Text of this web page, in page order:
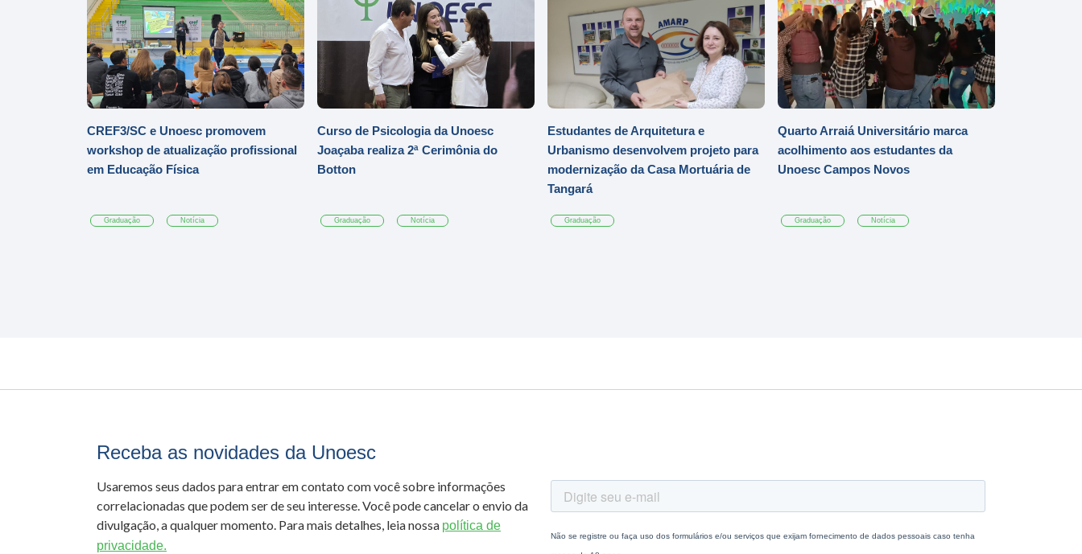
CREF3/SC e Unoesc promovem
workshop de atualização profissional
em Educação Física
Graduação Notícia
Curso de Psicologia da Unoesc
Joaçaba realiza 2ª Cerimônia do
Botton
Graduação Notícia
Estudantes de Arquitetura e
Urbanismo desenvolvem projeto para
modernização da Casa Mortuária de
Tangará
Graduação
Quarto Arraiá Universitário marca
acolhimento aos estudantes da
Unoesc Campos Novos
Graduação Notícia
Receba as novidades da Unoesc
Usaremos seus dados para entrar em contato com você sobre informações
correlacionadas que podem ser de seu interesse. Você pode cancelar o envio da
divulgação, a qualquer momento. Para mais detalhes, leia nossa política de
privacidade.